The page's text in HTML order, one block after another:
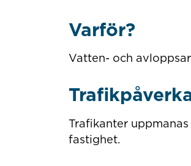
Varför?
Vatten- och
Trafikanter
fastighet.